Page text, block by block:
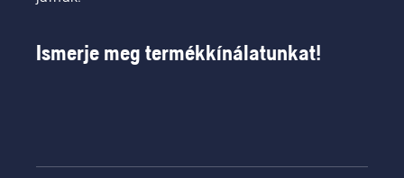
eltakarítást,
ezt a
„Láttam
Ismerje meg termékkínálatunkat!